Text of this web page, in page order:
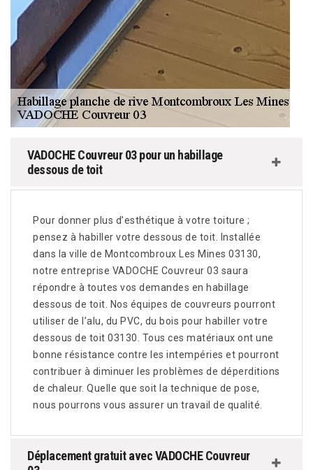
VADOCHE Couvreur 03 pour un habillage
dessous de toit
Pour donner plus d’esthétique à votre toiture ;
pensez à habiller votre dessous de toit. Installée
dans la ville de Montcombroux Les Mines 03130,
notre entreprise VADOCHE Couvreur 03 saura
répondre à toutes vos demandes en habillage
dessous de toit. Nos équipes de couvreurs pourront
utiliser de l’alu, du PVC, du bois pour habiller votre
dessous de toit 03130. Tous ces matériaux ont une
bonne résistance contre les intempéries et pourront
contribuer à diminuer les problèmes de déperditions
de chaleur. Quelle que soit la technique de pose,
nous pourrons vous assurer un travail de qualité.
Déplacement gratuit avec VADOCHE Couvreur